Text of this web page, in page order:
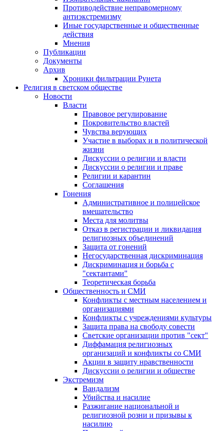
Противодействие неправомерному
антиэкстремизму
Иные государственные и общественные
действия
Мнения
Публикации
Документы
Архив
Хроники фильтрации Рунета
Религия в светском обществе
Новости
Власти
Правовое регулирование
Покровительство властей
Чувства верующих
Участие в выборах и в политической
жизни
Дискуссии о религии и власти
Дискуссии о религии и праве
Религии и карантин
Соглашения
Гонения
Административное и полицейское
вмешательство
Места для молитвы
Отказ в регистрации и ликвидация
религиозных объединений
Защита от гонений
Негосударственная дискриминация
Дискриминация и борьба с
"сектантами"
Теоретическая борьба
Общественность и СМИ
Конфликты с местным населением и
организациями
Конфликты с учреждениями культуры
Защита права на свободу совести
Светские организации против "сект"
Диффамация религиозных
организаций и конфликты со СМИ
Акции в защиту нравственности
Дискуссии о религии и обществе
Экстремизм
Вандализм
Убийства и насилие
Разжигание национальной и
религиозной розни и призывы к
насилию